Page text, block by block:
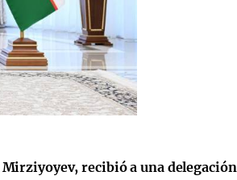
recibió a una delegación